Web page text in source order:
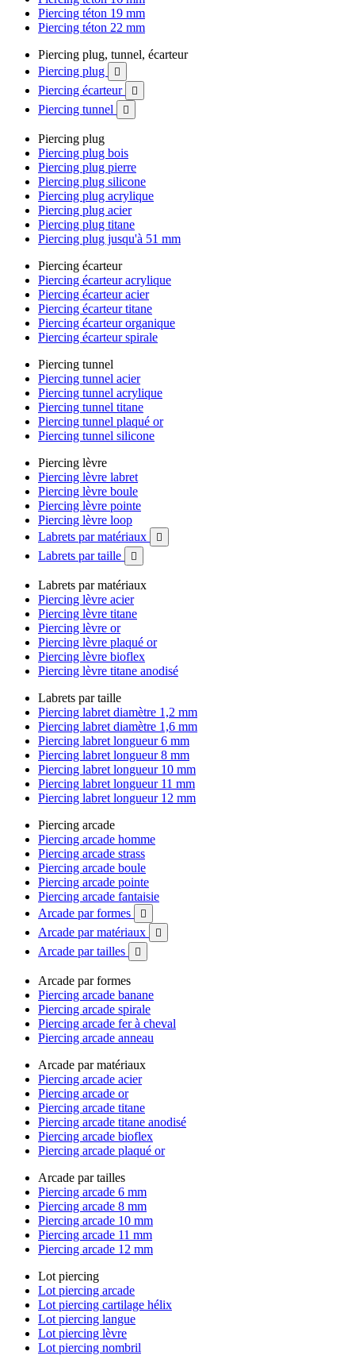
Piercing téton 19 mm
Piercing téton 22 mm
Piercing plug, tunnel, écarteur
Piercing plug

Piercing écarteur 
Piercing tunnel 
Piercing plug
Piercing plug bois
Piercing plug pierre
Piercing plug silicone
Piercing plug acrylique
Piercing plug acier
Piercing plug titane
Piercing plug jusqu'à 51 mm
Piercing écarteur
Piercing écarteur acrylique
Piercing écarteur acier
Piercing écarteur titane
Piercing écarteur organique
Piercing écarteur spirale
Piercing tunnel
Piercing tunnel acier
Piercing tunnel acrylique
Piercing tunnel titane
Piercing tunnel plaqué or
Piercing tunnel silicone
Piercing lèvre
Piercing lèvre labret
Piercing lèvre boule
Piercing lèvre pointe
Piercing lèvre loop
Labrets par matériaux

Labrets par taille 
Labrets par matériaux
Piercing lèvre acier
Piercing lèvre titane
Piercing lèvre or
Piercing lèvre plaqué or
Piercing lèvre bioflex
Piercing lèvre titane anodisé
Labrets par taille
Piercing labret diamètre 1,2 mm
Piercing labret diamètre 1,6 mm
Piercing labret longueur 6 mm
Piercing labret longueur 8 mm
Piercing labret longueur 10 mm
Piercing labret longueur 11 mm
Piercing labret longueur 12 mm
Piercing arcade
Piercing arcade homme
Piercing arcade strass
Piercing arcade boule
Piercing arcade pointe
Piercing arcade fantaisie
Arcade par formes

Arcade par matériaux 
Arcade par tailles 
Arcade par formes
Piercing arcade banane
Piercing arcade spirale
Piercing arcade fer à cheval
Piercing arcade anneau
Arcade par matériaux
Piercing arcade acier
Piercing arcade or
Piercing arcade titane
Piercing arcade titane anodisé
Piercing arcade bioflex
Piercing arcade plaqué or
Arcade par tailles
Piercing arcade 6 mm
Piercing arcade 8 mm
Piercing arcade 10 mm
Piercing arcade 11 mm
Piercing arcade 12 mm
Lot piercing
Lot piercing arcade
Lot piercing cartilage hélix
Lot piercing langue
Lot piercing lèvre
Lot piercing nombril